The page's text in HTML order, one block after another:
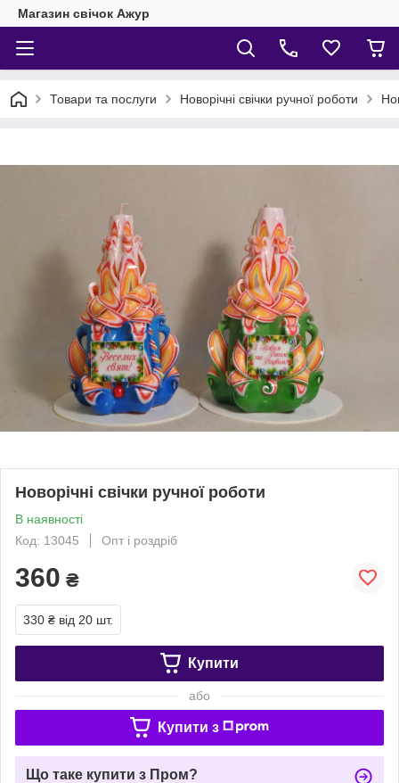
Магазин свічок Ажур
Товари та послуги Новорічні свічки ручної роботи
Новорічні свічки ручної роботи
В наявності
Код: 13045
Опт і роздріб
360 ₴
330 ₴ від 20 шт.
Купити
або
Купити з
Що таке купити з Пром?